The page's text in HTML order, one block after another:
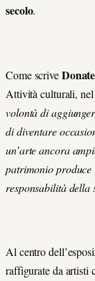
secolo.
Come scrive
Attività culturali, nel
volontà di
di diventare
un’arte ancora
patrimonio produce
responsabilità della
Al centro
raffigurate da artisti